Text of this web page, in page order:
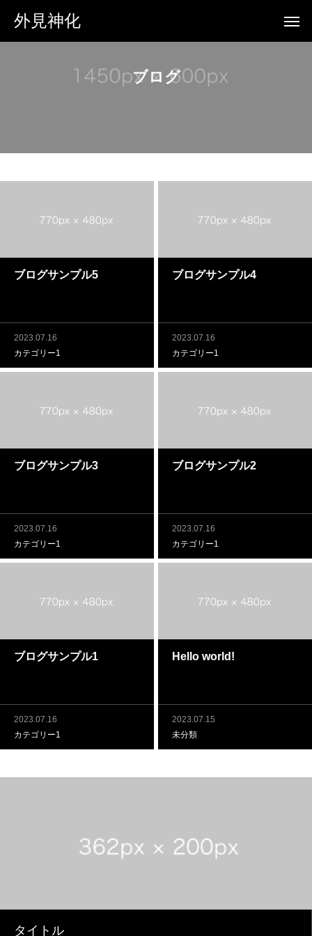
外見神化
ブログ
ブログサンプル5
2023.07.16
カテゴリー1
ブログサンプル4
2023.07.16
カテゴリー1
ブログサンプル3
2023.07.16
カテゴリー1
ブログサンプル2
2023.07.16
カテゴリー1
ブログサンプル1
2023.07.16
カテゴリー1
Hello world!
2023.07.15
未分類
タイトル